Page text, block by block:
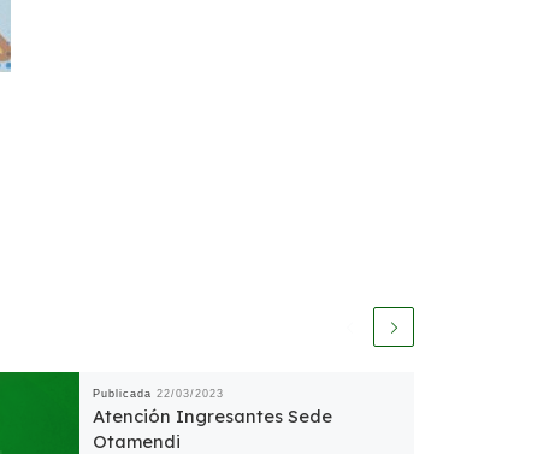
Publicada 22/03/2023
Atención Ingresantes Sede
Otamendi